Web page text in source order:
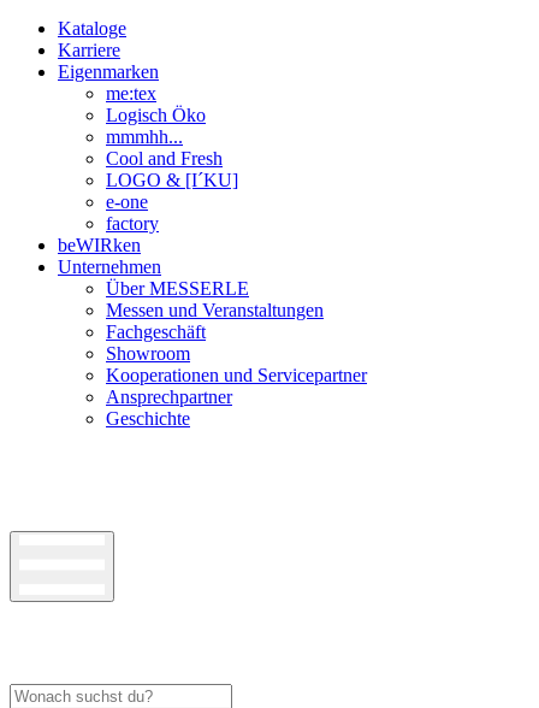
Kataloge
Karriere
Eigenmarken
me:tex
Logisch Öko
mmmhh...
Cool and Fresh
LOGO & [I´KU]
e-one
factory
beWIRken
Unternehmen
Über MESSERLE
Messen und Veranstaltungen
Fachgeschäft
Showroom
Kooperationen und Servicepartner
Ansprechpartner
Geschichte